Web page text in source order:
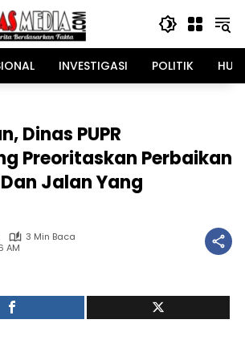
INVESTIGASI POLITIK
Dinas PUPR
Preoritaskan Perbaikan
Jalan Yang
3 Min Baca
AM